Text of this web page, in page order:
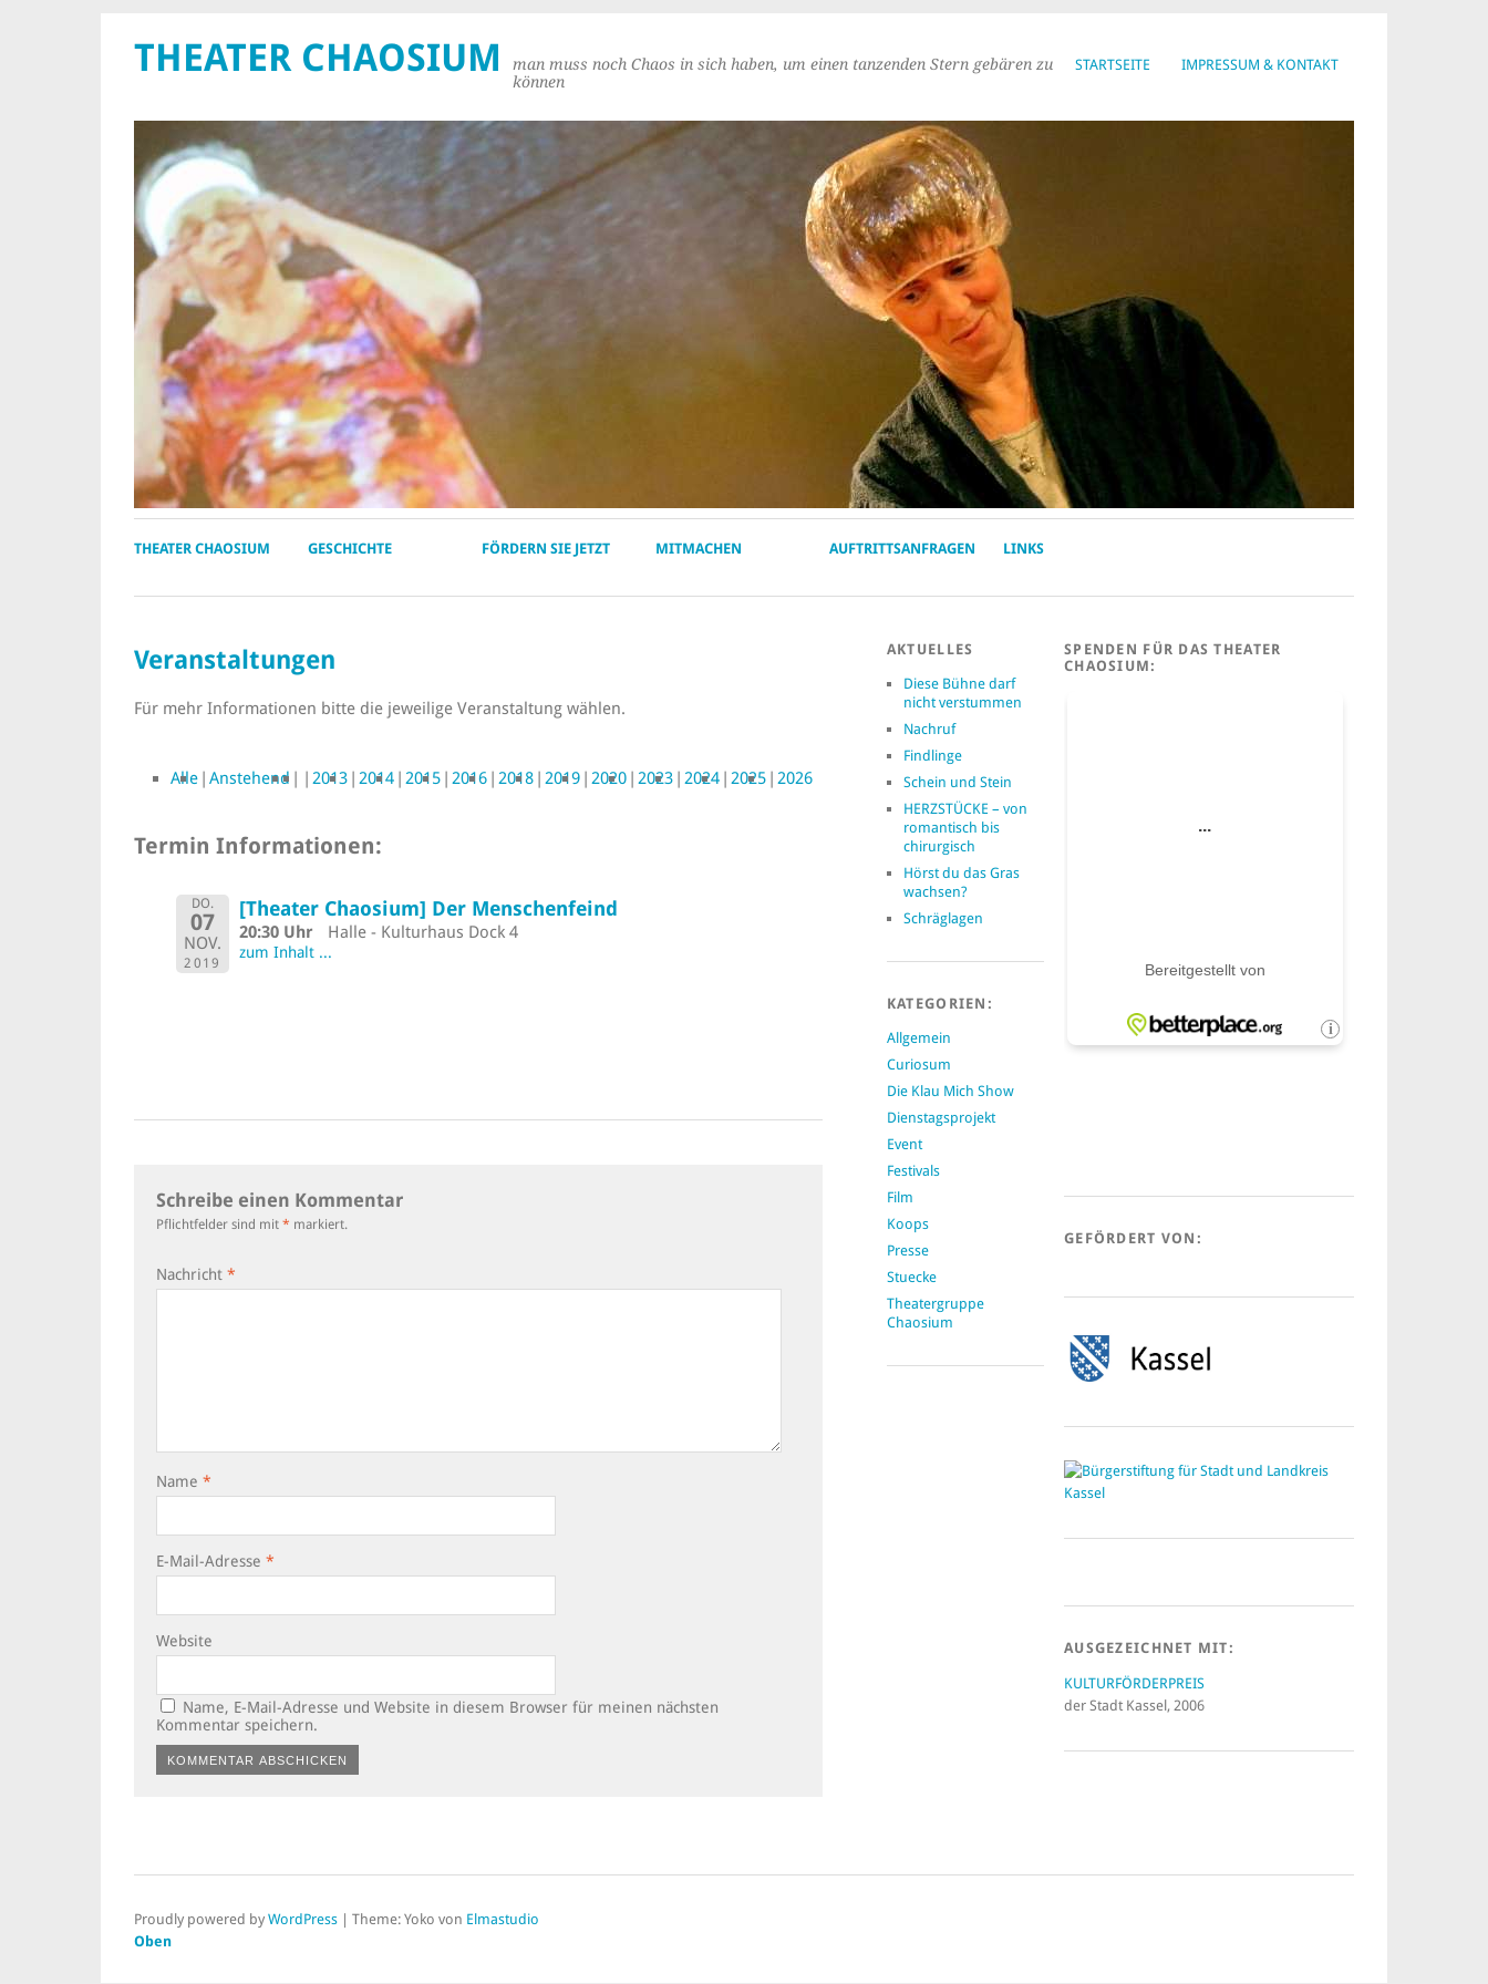
STARTSEITE IMPRESSUM & KONTAKT
THEATER CHAOSIUM
man muss noch Chaos in sich haben, um einen tanzenden Stern gebären zu
können
THEATER CHAOSIUM GESCHICHTE FÖRDERN SIE JETZT MITMACHEN AUFTRITTSANFRAGEN LINKS
Veranstaltungen
Für mehr Informationen bitte die jeweilige Veranstaltung wählen.
Alle Anstehend 2013 2014 2015 2016 2018 2019 2020 2023 2024 2025 2026
Termin Informationen:
DO.
07
NOV.
2019
[Theater Chaosium] Der Menschenfeind
20:30 Uhr Halle - Kulturhaus Dock 4
zum Inhalt ...
Schreibe einen Kommentar
Pflichtfelder sind mit * markiert.
Nachricht *
Name *
E-Mail-Adresse *
Website
Name, E-Mail-Adresse und Website in diesem Browser für meinen nächsten
Kommentar speichern.
AKTUELLES
Diese Bühne darf
nicht verstummen
Nachruf
Findlinge
Schein und Stein
HERZSTÜCKE – von
romantisch bis
chirurgisch
Hörst du das Gras
wachsen?
Schräglagen
KATEGORIEN:
Allgemein
Curiosum
Die Klau Mich Show
Dienstagsprojekt
Event
Festivals
Film
Koops
Presse
Stuecke
Theatergruppe
Chaosium
SPENDEN FÜR DAS THEATER
CHAOSIUM:
GEFÖRDERT VON:
AUSGEZEICHNET MIT:
KULTURFÖRDERPREIS
der Stadt Kassel, 2006
Proudly powered by WordPress Theme: Yoko von Elmastudio
Oben